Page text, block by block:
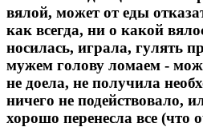
вялой, может от еды
как всегда, ни о какой
носилась, играла, гулять
мужем голову ломаем -
не доела, не получила
ничего не подействовало,
хорошо перенесла все (что